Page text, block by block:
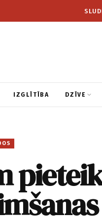
IZGLĪTĪBA DZĪVE